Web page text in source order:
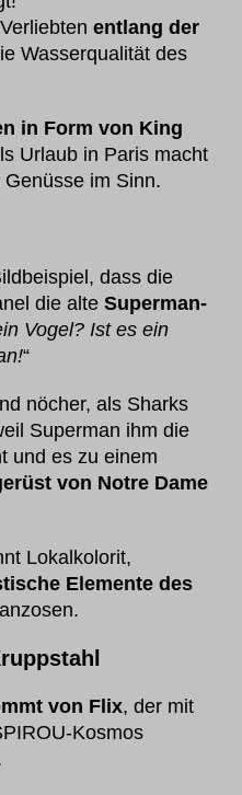
entlang der
Wasserqualität des
in Form von King
Urlaub in Paris macht
im Sinn.
dass die
die alteSuperman-
Vogel? Ist es ein
“
nöcher, als Sharks
Superman ihm die
und es zu einem
von Notre Dame
Lokalkolorit,
Elemente des
von Flix, der mit
Kosmos